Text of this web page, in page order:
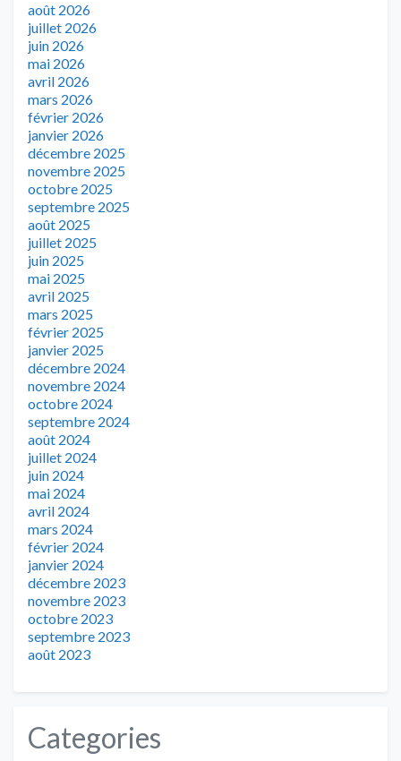
août 2026
juillet 2026
juin 2026
mai 2026
avril 2026
mars 2026
février 2026
janvier 2026
décembre 2025
novembre 2025
octobre 2025
septembre 2025
août 2025
juillet 2025
juin 2025
mai 2025
avril 2025
mars 2025
février 2025
janvier 2025
décembre 2024
novembre 2024
octobre 2024
septembre 2024
août 2024
juillet 2024
juin 2024
mai 2024
avril 2024
mars 2024
février 2024
janvier 2024
décembre 2023
novembre 2023
octobre 2023
septembre 2023
août 2023
Categories